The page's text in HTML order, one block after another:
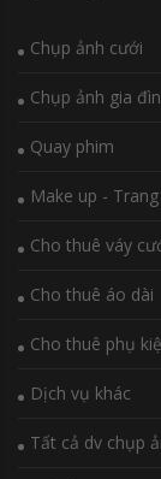
Chụp ảnh cưới
Chụp ảnh gia
Quay phim
Make up -
Cho thuê váy
Cho thuê áo dài
Cho thuê phụ
Dịch vụ khác
Tất cả dv chụp